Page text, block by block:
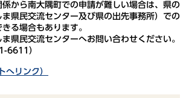
から南大隅町での申請が難しい場合は、県の
県民交流センター及び県の出先事務所）での
る場合もあります。
県民交流センターへお問い合わせください。
6611）
へリンク）